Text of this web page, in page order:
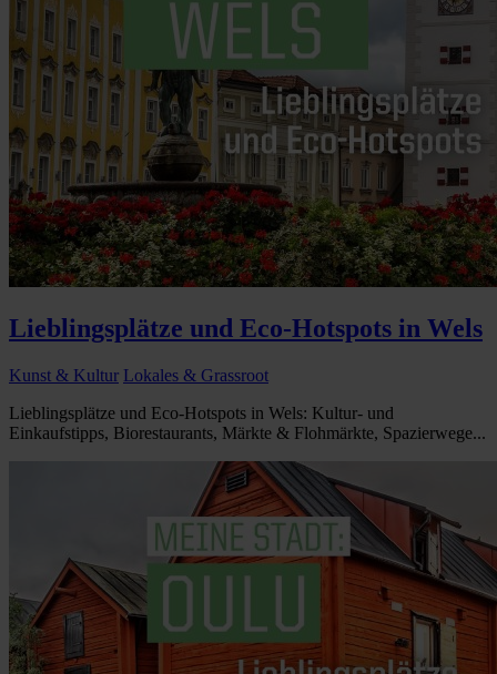
Lieblingsplätze und Eco-Hotspots in Wels
Kunst & Kultur Lokales & Grassroot
Lieblingsplätze und Eco-Hotspots in Wels: Kultur- und
Einkaufstipps, Biorestaurants, Märkte & Flohmärkte, Spazierwege...